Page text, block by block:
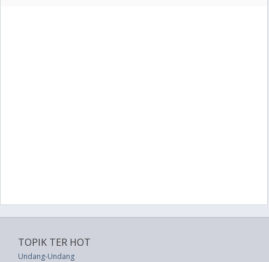
TOPIK TER HOT
Undang-Undang